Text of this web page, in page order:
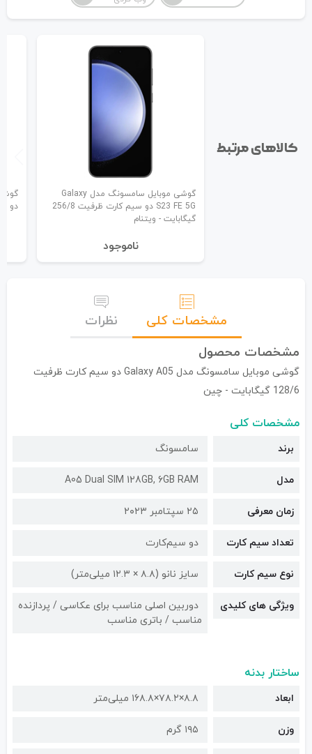
کالاهای مرتبط
گوشی موبایل سامسونگ مدل Galaxy
S23 FE 5G دو سیم کارت ظرفیت 256/8
گیگابایت - ویتنام
نا‌موجود
دو سیم
مشخصات کلی
نظرات
مشخصات محصول
گوشی موبایل سامسونگ مدل Galaxy A05 دو سیم کارت ظرفیت
128/6 گیگابایت - چین
مشخصات کلی
برند سامسونگ
مدل A05 Dual SIM 128GB, 6GB RAM
زمان معرفی ۲۵ سپتامبر ۲۰۲۳
تعداد سیم کارت دو سیم‌کارت
نوع سیم کارت سایز نانو (۸.۸ × ۱۲.۳ میلی‌متر)
ویژگی های کلیدی
دوربین اصلی مناسب برای عکاسی / پردازنده
مناسب / باتری مناسب
ساختار بدنه
ابعاد ۸.۸×۷۸.۲×۱۶۸.۸ میلی‌متر
وزن ۱۹۵ گرم